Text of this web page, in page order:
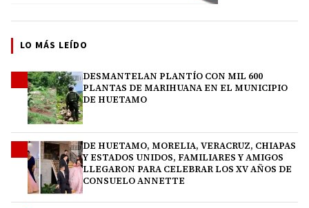
LO MÁS LEÍDO
DESMANTELAN PLANTÍO CON MIL 600
PLANTAS DE MARIHUANA EN EL MUNICIPIO
DE HUETAMO
DE HUETAMO, MORELIA, VERACRUZ, CHIAPAS
Y ESTADOS UNIDOS, FAMILIARES Y AMIGOS
LLEGARON PARA CELEBRAR LOS XV AÑOS DE
CONSUELO ANNETTE